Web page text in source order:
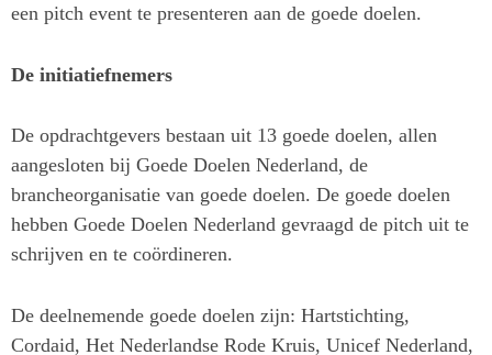
een pitch event te presenteren aan de goede doelen.
De initiatiefnemers
De opdrachtgevers bestaan uit 13 goede doelen, allen
aangesloten bij Goede Doelen Nederland, de
brancheorganisatie van goede doelen. De goede doelen
hebben Goede Doelen Nederland gevraagd de pitch uit te
schrijven en te coördineren.
De deelnemende goede doelen zijn: Hartstichting,
Cordaid, Het Nederlandse Rode Kruis, Unicef Nederland,